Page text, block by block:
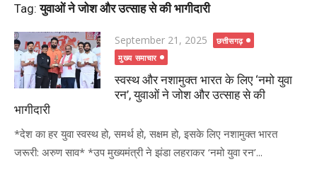
Tag:युवाओं ने जोश और उत्साह से की भागीदारी
Posted
on
September 21, 2025
छत्तीसगढ़
मुख्य समाचार
स्वस्थ और नशामुक्त भारत के लिए ‘नमो युवा
रन’, युवाओं ने जोश और उत्साह से की
भागीदारी
*देश का हर युवा स्वस्थ हो, समर्थ हो, सक्षम हो, इसके लिए नशामुक्त भारत
जरूरी: अरुण साव* *उप मुख्यमंत्री ने झंडा लहराकर ‘नमो युवा रन’...